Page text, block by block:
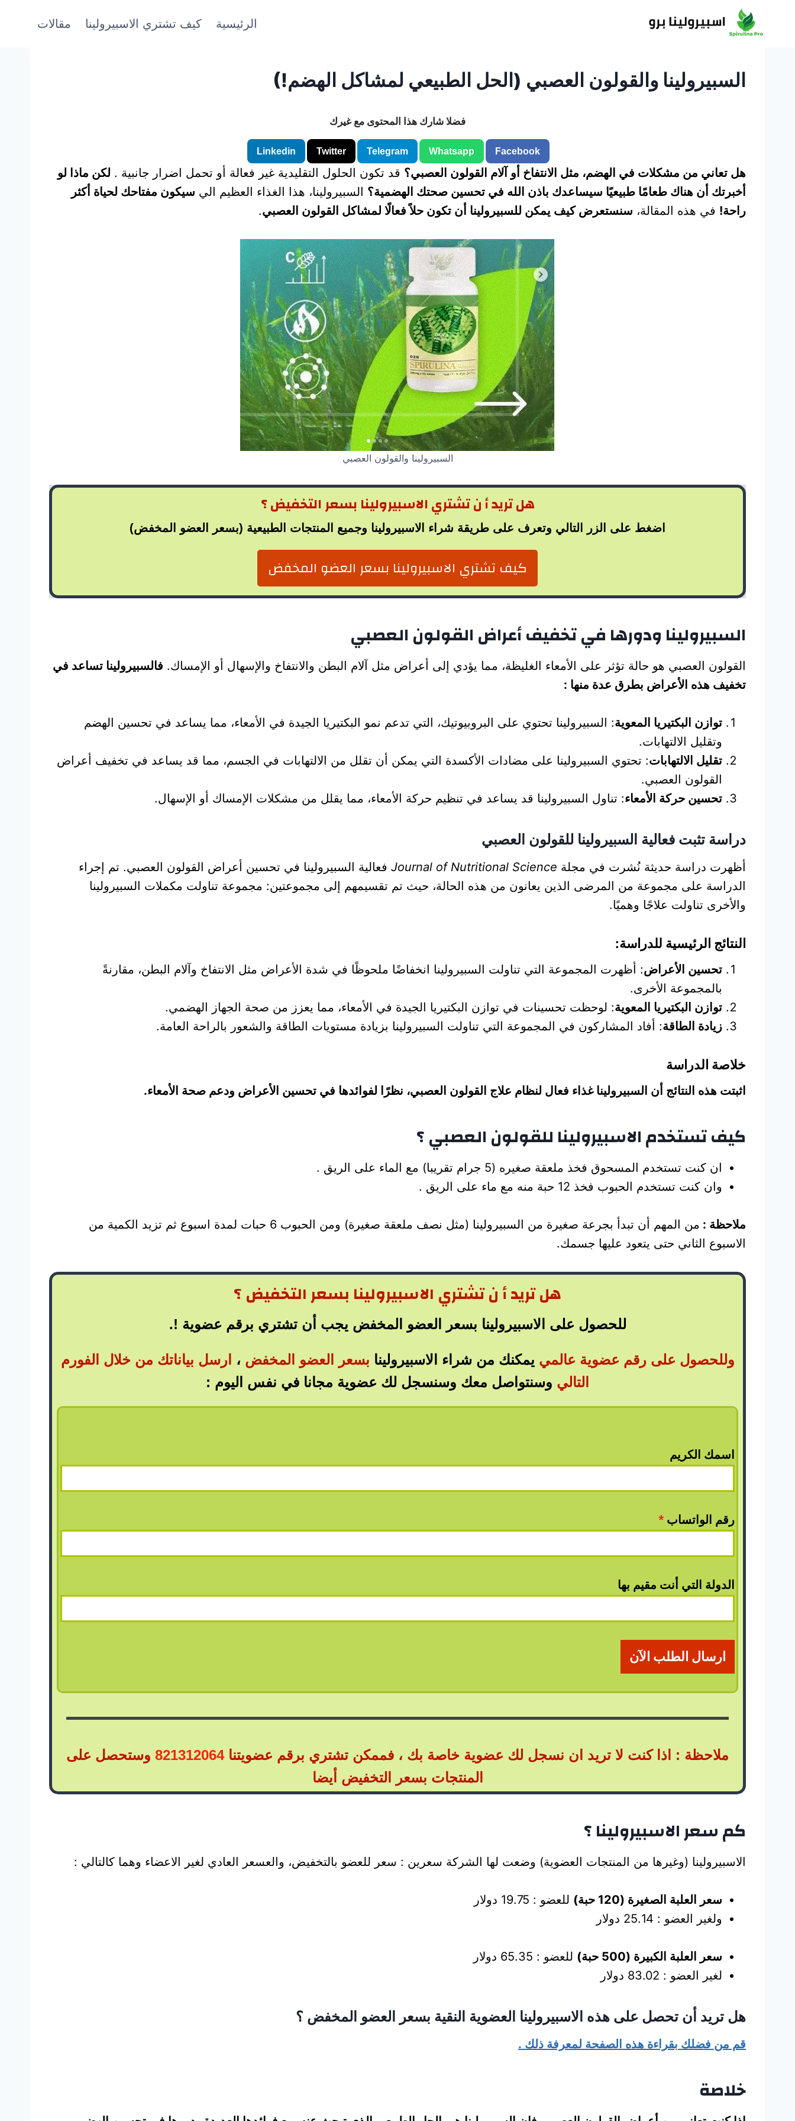
الرئيسية كيف تشتري الاسبيرولينا مقالات
السبيرولينا والقولون العصبي (الحل الطبيعي لمشاكل الهضم!)
فضلا شارك هذا المحتوى مع غيرك
Facebook
Whatsapp
Telegram
Twitter
Linkedin
هل تعاني من مشكلات في الهضم، مثل الانتفاخ أو آلام القولون العصبي؟ قد تكون الحلول التقليدية غير فعالة أو تحمل اضرار جانبية . لكن ماذا لو
أخبرتك أن هناك طعامًا طبيعيًا سيساعدك باذن الله في تحسين صحتك الهضمية؟ السبيرولينا، هذا الغذاء العظيم الي سيكون مفتاحك لحياة أكثر
راحة! في هذه المقالة، سنستعرض كيف يمكن للسبيرولينا أن تكون حلاً فعالًا لمشاكل القولون العصبي.
السبيرولينا والقولون العصبي
هل تريد أ ن تشتري الاسبيرولينا بسعر التخفيض ؟
اضغط على الزر التالي وتعرف على طريقة شراء الاسبيرولينا وجميع المنتجات الطبيعية (بسعر العضو المخفض)
كيف تشتري الاسبيرولينا بسعر العضو المخفض
السبيرولينا ودورها في تخفيف أعراض القولون العصبي
القولون العصبي هو حالة تؤثر على الأمعاء الغليظة، مما يؤدي إلى أعراض مثل آلام البطن والانتفاخ والإسهال أو الإمساك. فالسبيرولينا تساعد في
تخفيف هذه الأعراض بطرق عدة منها :
توازن البكتيريا المعوية: السبيرولينا تحتوي على البروبيوتيك، التي تدعم نمو البكتيريا الجيدة في الأمعاء، مما يساعد في تحسين الهضم
وتقليل الالتهابات.
تقليل الالتهابات: تحتوي السبيرولينا على مضادات الأكسدة التي يمكن أن تقلل من الالتهابات في الجسم، مما قد يساعد في تخفيف أعراض
القولون العصبي.
تحسين حركة الأمعاء: تناول السبيرولينا قد يساعد في تنظيم حركة الأمعاء، مما يقلل من مشكلات الإمساك أو الإسهال.
دراسة تثبت فعالية السبيرولينا للقولون العصبي
أظهرت دراسة حديثة نُشرت في مجلة Journal of Nutritional Science فعالية السبيرولينا في تحسين أعراض القولون العصبي. تم إجراء
الدراسة على مجموعة من المرضى الذين يعانون من هذه الحالة، حيث تم تقسيمهم إلى مجموعتين: مجموعة تناولت مكملات السبيرولينا
والأخرى تناولت علاجًا وهميًا.
النتائج الرئيسية للدراسة:
تحسين الأعراض: أظهرت المجموعة التي تناولت السبيرولينا انخفاضًا ملحوظًا في شدة الأعراض مثل الانتفاخ وآلام البطن، مقارنةً
بالمجموعة الأخرى.
توازن البكتيريا المعوية: لوحظت تحسينات في توازن البكتيريا الجيدة في الأمعاء، مما يعزز من صحة الجهاز الهضمي.
زيادة الطاقة: أفاد المشاركون في المجموعة التي تناولت السبيرولينا بزيادة مستويات الطاقة والشعور بالراحة العامة.
خلاصة الدراسة
اثبتت هذه النتائج أن السبيرولينا غذاء فعال لنظام علاج القولون العصبي، نظرًا لفوائدها في تحسين الأعراض ودعم صحة الأمعاء.
كيف تستخدم الاسبيرولينا للقولون العصبي ؟
ان كنت تستخدم المسحوق فخذ ملعقة صغيره (5 جرام تقريبا) مع الماء على الريق .
وان كنت تستخدم الحبوب فخذ 12 حبة منه مع ماء على الريق .
ملاحظة :
من المهم أن تبدأ بجرعة صغيرة من السبيرولينا (مثل نصف ملعقة صغيرة) ومن الحبوب 6 حبات لمدة اسبوع ثم تزيد الكمية من
الاسبوع الثاني حتى يتعود عليها جسمك.
هل تريد أ ن تشتري الاسبيرولينا بسعر التخفيض ؟
للحصول على الاسبيرولينا بسعر العضو المخفض يجب أن تشتري برقم عضوية !.
وللحصول على رقم عضوية عالمي يمكنك من شراء الاسبيرولينا بسعر العضو المخفض ، ارسل بياناتك من خلال الفورم
التالي وسنتواصل معك وسنسجل لك عضوية مجانا في نفس اليوم :
اسمك الكريم
رقم الواتساب *
الدولة التي أنت مقيم بها
ارسال الطلب الآن
ملاحظة : اذا كنت لا تريد ان نسجل لك عضوية خاصة بك ، فممكن تشتري برقم عضويتنا821312064 وستحصل على
المنتجات بسعر التخفيض أيضا
كم سعر الاسبيرولينا ؟
الاسبيرولينا (وغيرها من المنتجات العضوية) وضعت لها الشركة سعرين : سعر للعضو بالتخفيض، والعسعر العادي لغير الاعضاء وهما كالتالي :
سعر العلبة الصغيرة (120 حبة)
للعضو : 19.75 دولار
ولغير العضو : 25.14 دولار
سعر العلبة الكبيرة (500 حبة)
للعضو : 65.35 دولار
لغير العضو : 83.02 دولار
هل تريد أن تحصل على هذه الاسبيرولينا العضوية النقية بسعر العضو المخفض ؟
قم من فضلك بقراءة هذه الصفحة لمعرفة ذلك .
خلاصة